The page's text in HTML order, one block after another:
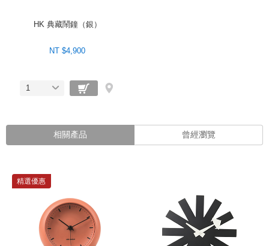
HK 典藏鬧鐘（銀）
NT $4,900
1
相關產品 曾經瀏覽
精選優惠